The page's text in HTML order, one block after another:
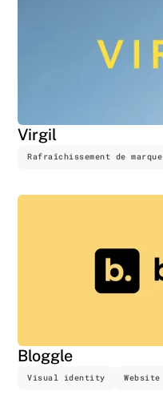
Virgil
Rafraîchissement de marque
Bloggle
Visual identity Website